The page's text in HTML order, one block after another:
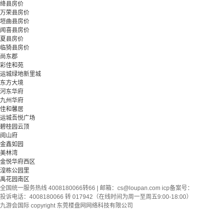
绛县房价
万荣县房价
垣曲县房价
闻喜县房价
夏县房价
临猗县房价
尚东郡
彩佳和苑
运城绿地新里城
东方大境
河东华府
九州华府
佳和馨居
运城吾悦广场
碧桂园云顶
阅山府
金鑫如园
美林湾
金悦华府西区
湟栋公园里
禹花园南区
全国统一服务热线 4008180066转66 | 邮箱： cs@loupan.com icp备案号：
投诉电话：4008180066 转 017942（在线时间为周一至周五9:00-18:00）
九游会国际 copyright 东莞楼盘网网络科技有限公司